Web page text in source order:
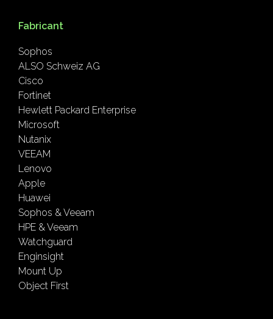
Fabricant
Sophos
ALSO Schweiz AG
Cisco
Fortinet
Hewlett Packard Enterprise
Microsoft
Nutanix
VEEAM
Lenovo
Apple
Huawei
Sophos & Veeam
HPE & Veeam
Watchguard
Enginsight
Mount Up
Object First